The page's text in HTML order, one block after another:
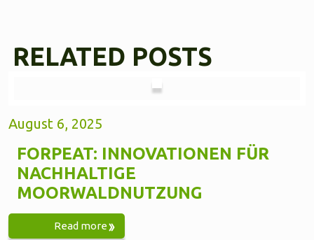
RELATED POSTS
August 6, 2025
FORPEAT: INNOVATIONEN FÜR
NACHHALTIGE
MOORWALDNUTZUNG
Read more